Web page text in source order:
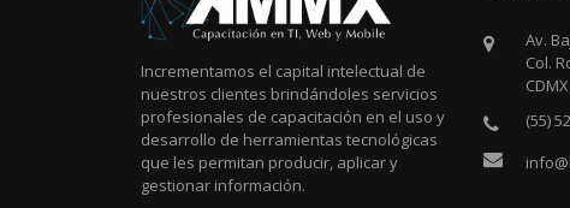
Incrementamos el capital intelectual de
nuestros clientes brindándoles servicios
profesionales de capacitación en el uso y
desarrollo de herramientas tecnológicas
que les permitan producir, aplicar y
gestionar información.
Av.
Col.
(55)